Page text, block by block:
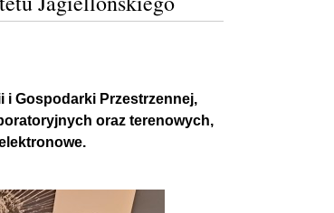
i Gospodarki Przestrzennej,
oraz terenowych,